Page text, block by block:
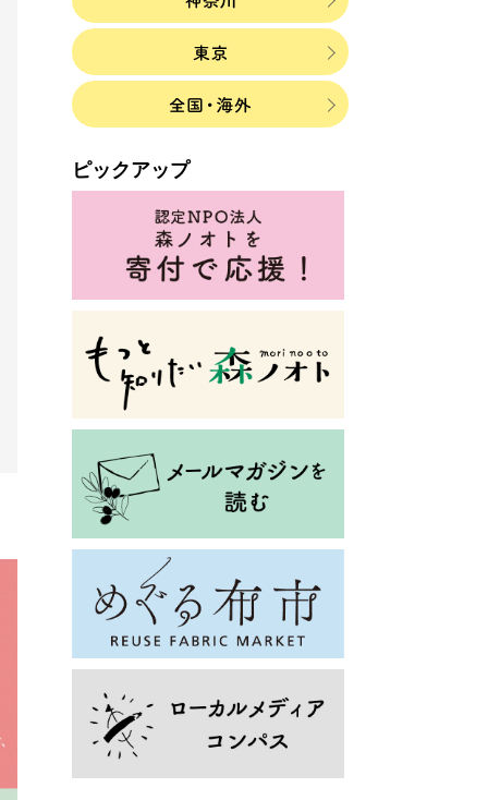
ピックアップ